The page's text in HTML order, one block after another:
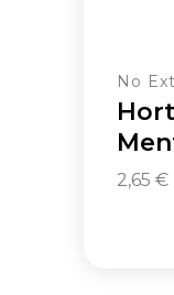
No
2,65 €